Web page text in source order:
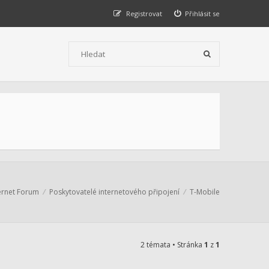
Přihlásit se
Registrovat
Forum Poskytovatelé internetového připojení T-Mobile
2 témata • Stránka 1 z1